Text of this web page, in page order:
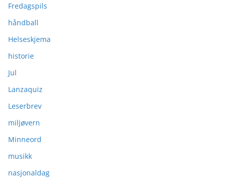
Fredagspils
håndball
Helseskjema
historie
Jul
Lanzaquiz
Leserbrev
miljøvern
Minneord
musikk
nasjonaldag